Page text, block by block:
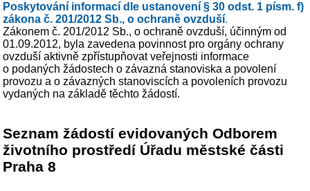
Poskytování informací dle ustanovení § 30 odst. 1 písm. f)
zákona č. 201/2012 Sb., o ochraně ovzduší.
Zákonem č. 201/2012 Sb., o ochraně ovzduší, účinným od
01.09.2012, byla zavedena povinnost pro orgány ochrany
ovzduší aktivně zpřístupňovat veřejnosti informace
o podaných žádostech o závazná stanoviska a povolení
provozu a o závazných stanoviscích a povoleních provozu
vydaných na základě těchto žádostí.
Seznam žádostí evidovaných Odborem
životního prostředí Úřadu městské části
Praha 8